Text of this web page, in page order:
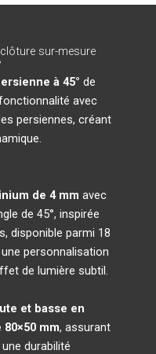
sur-mesure
à 45° de
avec
persiennes, créant
de 4 mm avec
de 45°, inspirée
disponible parmi 18
personnalisation
de lumière subtil.
et basse en
mm, assurant
durabilité